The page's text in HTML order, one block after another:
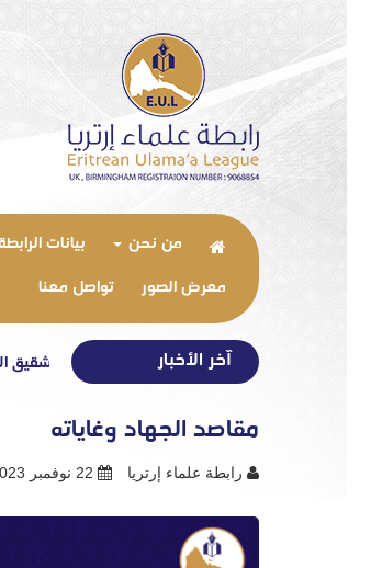
من نحن بيانات
معرض الصور
تواصل معنا
آخر الأخبار
بيان تعزية في وفاة شقيق الأستاذ
مقاصد الجهاد وغاياته
رابطة علماء إرتريا